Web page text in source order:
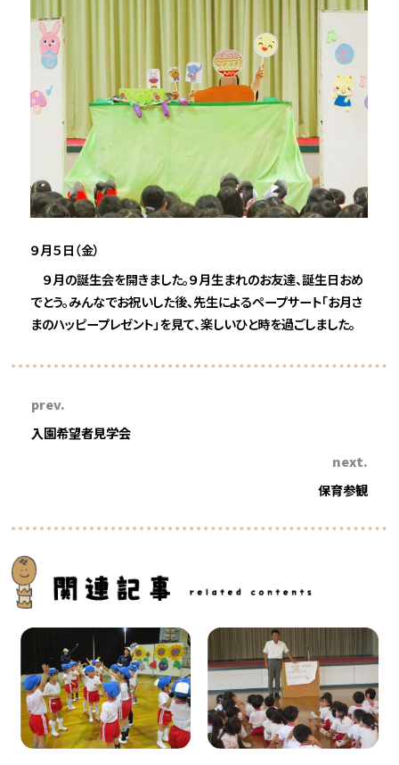
９月５日（金）
９月の誕生会を開きました。９月生まれのお友達、誕生日おめ
でとう。みんなでお祝いした後、先生によるペープサート「お月さ
まのハッピープレゼント」を見て、楽しいひと時を過ごしました。
prev.
入園希望者見学会
next.
保育参観